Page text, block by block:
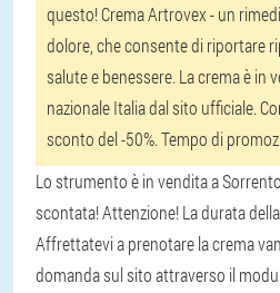
questo! Crema Artrovex - un
dolore, che consente di riportare
salute e benessere. La crema è in
nazionale Italia dal sito ufficiale.
sconto del -50%. Tempo di
Lo strumento è in vendita a
scontata! Attenzione! La durata
Affrettatevi a prenotare la crema
domanda sul sito attraverso il